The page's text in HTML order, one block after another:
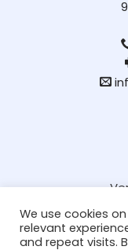
We use cookies
relevant
and repeat visits.